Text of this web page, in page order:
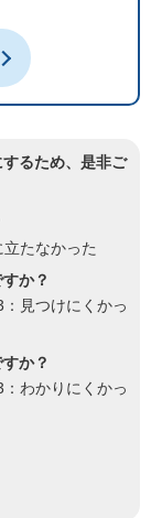
るため、是非ご
たなかった
か？
：見つけにくかっ
か？
：わかりにくかっ